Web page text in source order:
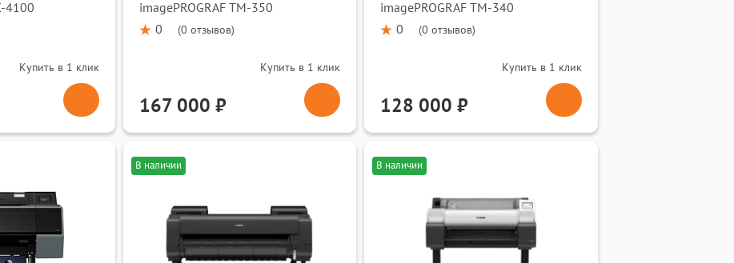
4100
Купить в 1 клик
imagePROGRAF TM-350
0
(0 отзывов)
Купить в 1 клик
167 000 ₽
imagePROGRAF TM-340
0
(0 отзывов)
Купить в 1 клик
128 000 ₽
В наличии В наличии